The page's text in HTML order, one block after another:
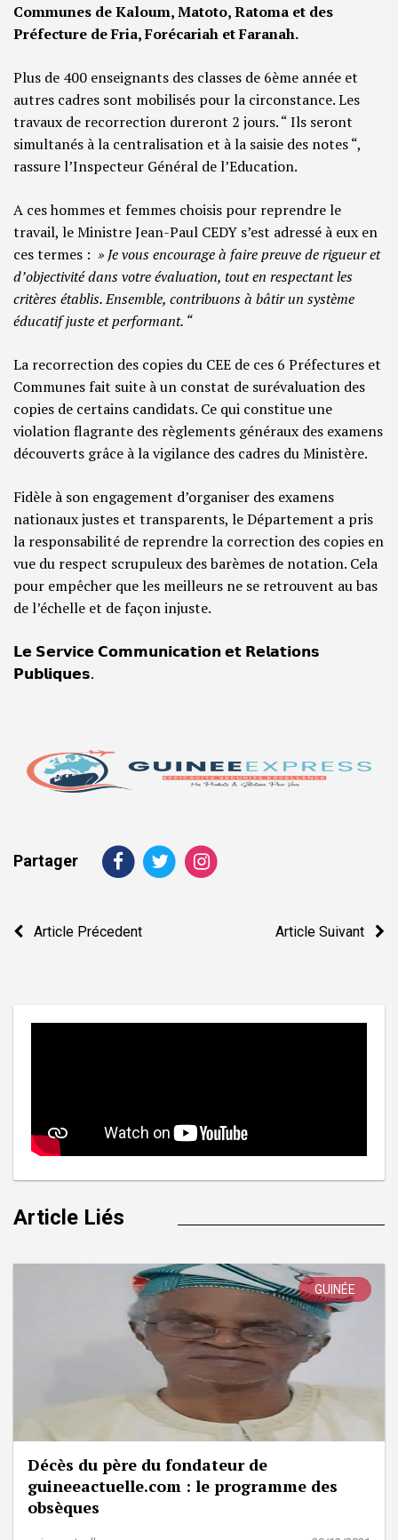
Communes de Kaloum, Matoto, Ratoma et des
Préfecture de Fria, Forécariah et Faranah.
Plus de 400 enseignants des classes de 6ème année et
autres cadres sont mobilisés pour la circonstance. Les
travaux de recorrection dureront 2 jours. “ Ils seront
simultanés à la centralisation et à la saisie des notes “,
rassure l’Inspecteur Général de l’Education.
A ces hommes et femmes choisis pour reprendre le
travail, le Ministre Jean-Paul CEDY s’est adressé à eux en
ces termes : » Je vous encourage à faire preuve de rigueur et
d’objectivité dans votre évaluation, tout en respectant les
critères établis. Ensemble, contribuons à bâtir un système
éducatif juste et performant. “
La recorrection des copies du CEE de ces 6 Préfectures et
Communes fait suite à un constat de surévaluation des
copies de certains candidats. Ce qui constitue une
violation flagrante des règlements généraux des examens
découverts grâce à la vigilance des cadres du Ministère.
Fidèle à son engagement d’organiser des examens
nationaux justes et transparents, le Département a pris
la responsabilité de reprendre la correction des copies en
vue du respect scrupuleux des barèmes de notation. Cela
pour empêcher que les meilleurs ne se retrouvent au bas
de l’échelle et de façon injuste.
𝗟𝗲 𝗦𝗲𝗿𝘃𝗶𝗰𝗲 𝗖𝗼𝗺𝗺𝘂𝗻𝗶𝗰𝗮𝘁𝗶𝗼𝗻 𝗲𝘁 𝗥𝗲𝗹𝗮𝘁𝗶𝗼𝗻𝘀
𝗣𝘂𝗯𝗹𝗶𝗾𝘂𝗲𝘀.
Partager
Navigation
Article Précedent Article Suivant
Article Liés
GUINÉE
Décès du père du fondateur de
guineeactuelle.com : le programme des
obsèques